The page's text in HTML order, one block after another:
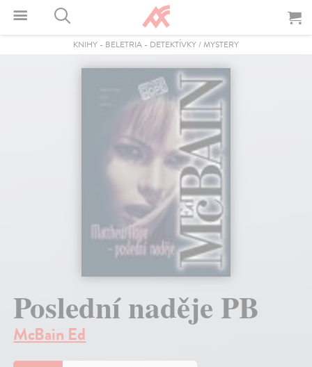
KNIHY - BELETRIA - DETEKTÍVKY / MYSTERY
Poslední naděje PB
McBain Ed